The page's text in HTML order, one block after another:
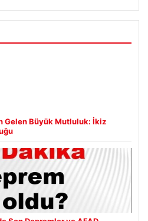
Gelen Büyük Mutluluk: İkiz